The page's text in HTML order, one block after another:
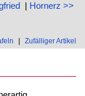
| Hornerz >>
Zufälliger Artikel